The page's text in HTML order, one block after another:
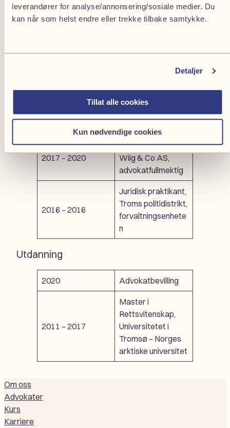
leverandører for analyse/annonsering/sosiale medier. Du
kan når som helst endre eller trekke tilbake samtykke.
Detaljer
Tillat alle cookies
Kun nødvendige cookies
både tingrett- og lagmannsrett.
Codex Advokat
2020 – 2023
Advokatfirmaet
Wiig & Co AS,
2017 – 2020
Advokatfirmaet
Wiig & Co AS,
advokatfullmektig
2016 – 2016
Juridisk praktikant,
Troms politidistrikt,
forvaltningsenhete
n
Utdanning
2020 Advokatbevilling
2011 – 2017
Master i
Rettsvitenskap,
Universitetet i
Tromsø – Norges
arktiske universitet
Om oss
Advokater
Kurs
Karriere